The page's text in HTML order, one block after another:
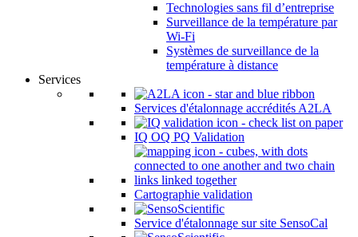
Technologies sans fil d’entreprise
Surveillance de la température par
Wi-Fi
Systèmes de surveillance de la
température à distance
Services
Services d'étalonnage accrédités A2LA
IQ OQ PQ Validation
Cartographie validation
Service d'étalonnage sur site SensoCal